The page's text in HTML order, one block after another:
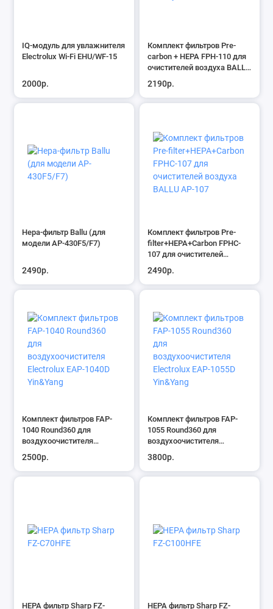
IQ-модуль для увлажнителя
Electrolux Wi-Fi EHU/WF-15
2000р.
Комплект фильтров Pre-
carbon + HEPA FРH-110 для
очистителей воздуха BALLU
2190р.
Hepa-фильтр Ballu (для
модели AP-430F5/F7)
2490р.
Комплект фильтров Pre-
filter+HEPA+Carbon FPHC-
107 для очистителей
2490р.
Комплект фильтров FAP-
1040 Round360 для
воздухоочистителя
Yin&Yang
2500р.
Комплект фильтров FAP-
1055 Round360 для
воздухоочистителя
Yin&Yang
3800р.
HEPA фильтр Sharp FZ-
HEPA фильтр Sharp FZ-